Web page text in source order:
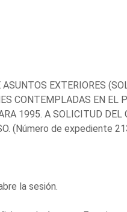
EXTERIORES
CONTEMPLADAS EN EL
1995. A SOLICITUD DEL
(Número de expediente
la sesión.